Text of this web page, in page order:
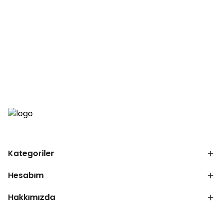
Kategoriler
Hesabım
Hakkımızda